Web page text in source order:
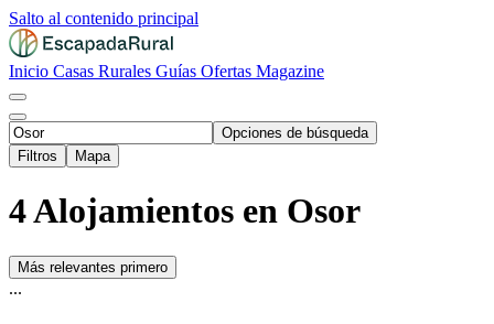
Salto al contenido principal
Inicio Casas Rurales Guías Ofertas Magazine
Opciones de búsqueda
Filtros
Mapa
4 Alojamientos en Osor
Más relevantes primero
...